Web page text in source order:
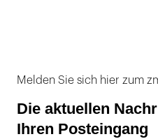
Melden Sie sich hier zum
Die aktuellen
Ihren Posteingang